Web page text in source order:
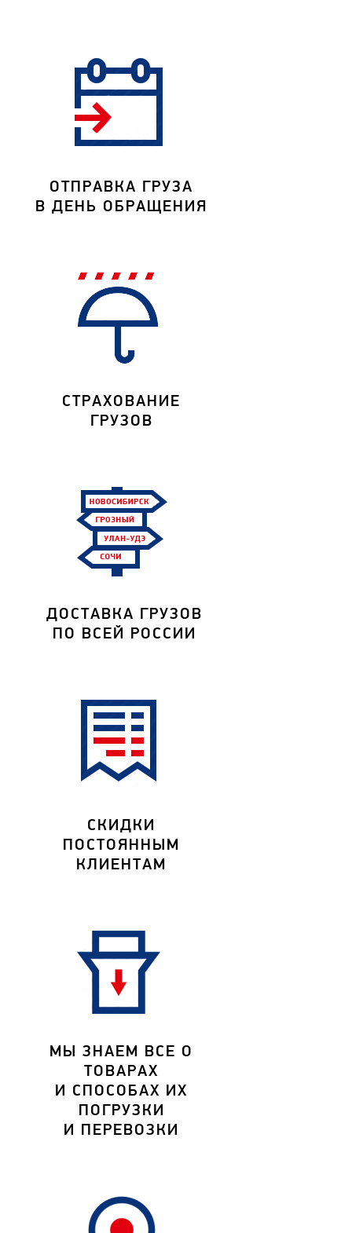
ОТПРАВКА ГРУЗА
В ДЕНЬ ОБРАЩЕНИЯ
СТРАХОВАНИЕ
ГРУЗОВ
ДОСТАВКА ГРУЗОВ
ПО ВСЕЙ РОССИИ
СКИДКИ
ПОСТОЯННЫМ
КЛИЕНТАМ
МЫ ЗНАЕМ ВСЕ О
ТОВАРАХ
И СПОСОБАХ ИХ
ПОГРУЗКИ
И ПЕРЕВОЗКИ